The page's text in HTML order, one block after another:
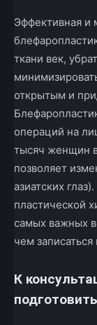
Эффективная и
ткани век,
открытым и
операций на
тысяч женщин
позволяет
азиатских
пластической
самых важных
чем записаться
К